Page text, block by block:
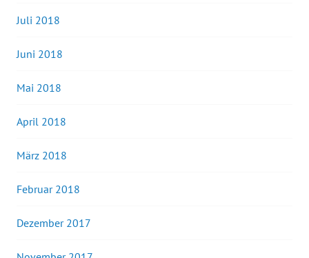
Juli 2018
Juni 2018
Mai 2018
April 2018
März 2018
Februar 2018
Dezember 2017